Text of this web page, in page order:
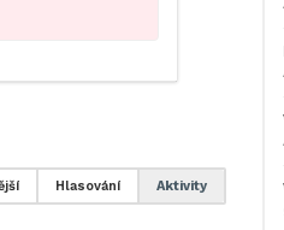
Aktivity
Hlasování